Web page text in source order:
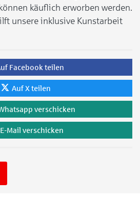
käuflich erworben werden.
unsere inklusive Kunstarbeit
Facebook teilen
Auf X teilen
verschicken
Mail verschicken